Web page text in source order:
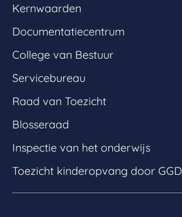
Kernwaarden
Documentatiecentrum
College van Bestuur
Servicebureau
Raad van Toezicht
Blosseraad
Inspectie van het onderwijs
Toezicht kinderopvang door GGD